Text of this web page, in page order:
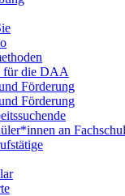
für die DAA
Förderung
Förderung
an